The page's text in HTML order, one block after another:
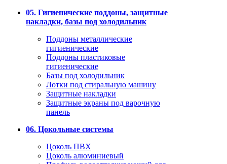
05. Гигиенические поддоны, защитные
накладки, базы под холодильник
Поддоны металлические
гигиенические
Поддоны пластиковые
гигиенические
Базы под холодильник
Лотки под стиральную машину
Защитные накладки
Защитные экраны под варочную
панель
06. Цокольные системы
Цоколь ПВХ
Цоколь алюминиевый